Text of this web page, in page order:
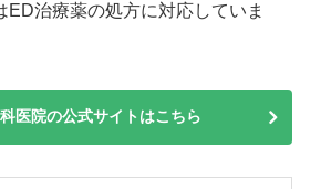
ED治療薬の処方に対応していま
医院の公式サイトはこちら